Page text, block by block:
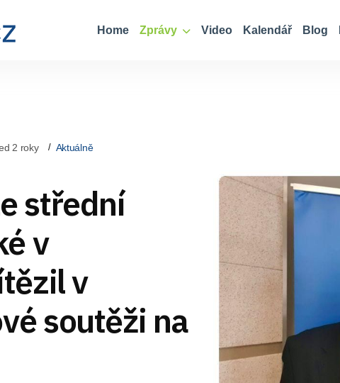
Home Zprávy Video Kalendář Blog
2 roky Aktuálně
střední
v
v
soutěži na